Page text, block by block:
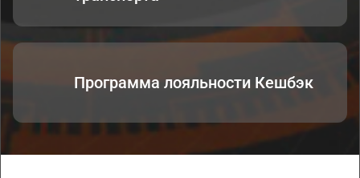
Программа лояльности Кешбэк